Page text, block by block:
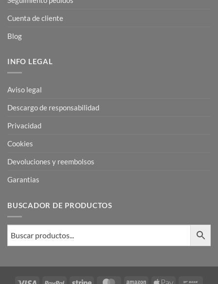
Cuenta de cliente
Blog
INFO LEGAL
Aviso legal
Descargo de responsabilidad
Privacidad
Cookies
Devoluciones y reembolsos
Garantias
BUSCADOR DE PRODUCTOS